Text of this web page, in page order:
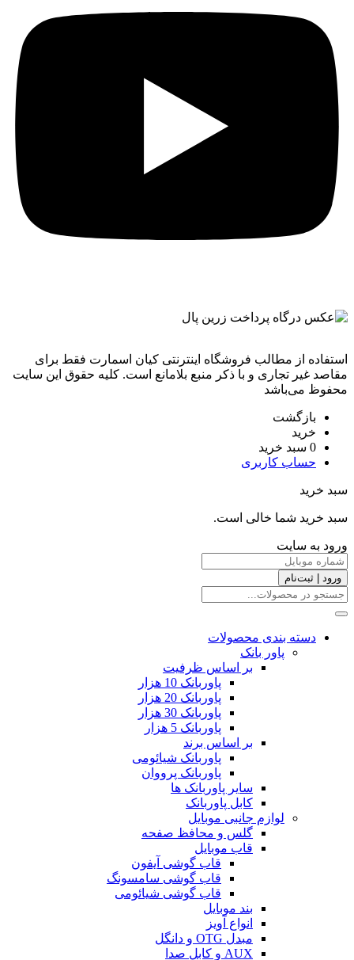
استفاده از مطالب فروشگاه اینترنتی کیان اسمارت فقط برای
مقاصد غیر تجاری و با ذکر منبع بلامانع است. کليه حقوق اين سايت
محفوظ می‌باشد
بازگشت
خرید
0 سبد خرید
حساب کاربری
سبد خرید
سبد خرید شما خالی است.
ورود به سایت
ورود | ثبت‌نام
دسته بندی محصولات
پاور بانک
بر اساس ظرفیت
پاوربانک 10 هزار
پاوربانک 20 هزار
پاوربانک 30 هزار
پاوربانک 5 هزار
بر اساس برند
پاوربانک شیائومی
پاوربانک پرووان
سایر پاوربانک ها
کابل پاوربانک
لوازم جانبی موبایل
گلس و محافظ صفحه
قاب موبایل
قاب گوشی آیفون
قاب گوشی سامسونگ
قاب گوشی شیائومی
بند موبایل
انواع آویز
مبدل OTG و دانگل
AUX و کابل صدا